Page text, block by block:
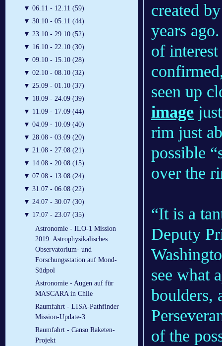
▼ 06.11 - 12.11 (59)
▼ 30.10 - 05.11 (44)
▼ 23.10 - 29.10 (52)
▼ 16.10 - 22.10 (30)
▼ 09.10 - 15.10 (28)
▼ 02.10 - 08.10 (32)
▼ 25.09 - 01.10 (37)
▼ 18.09 - 24.09 (39)
▼ 11.09 - 17.09 (44)
▼ 04.09 - 10.09 (40)
▼ 28.08 - 03.09 (20)
▼ 21.08 - 27.08 (21)
▼ 14.08 - 20.08 (15)
▼ 07.08 - 13.08 (24)
▼ 31.07 - 06.08 (22)
▼ 24.07 - 30.07 (30)
▼ 17.07 - 23.07 (35)
Astronomie - ILO-1 Mission
2019: Astrophysikalisches
Observatorium- und
Forschungsstation auf Mond-
Südpol
Astronomie - Augen auf für
MASCARA in Chile
Raumfahrt - LISA-Pathfinder
Mission-Update-3
Raumfahrt - Canso Raketen-
Projekt
created
years
of
seen up
image
rim just
possible
over the
“It is a
Deputy
see what
boulders,
of the